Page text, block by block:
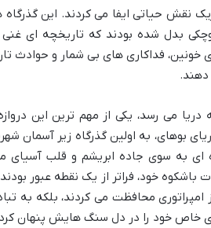
نقش حیاتی ایفا می کردند. این گذرگاه
بدل شده بودند که تاریخچه ای غنی از
خونین، فداکاری های بی شمار و حوادث
دهند.
دریا می رسد، یکی از مهم ترین این
بوهای، به اولین گذرگاه زیر آسمان
ای به سوی جاده ابریشم و قلب
خود، فراتر از یک نقطه عبور
محافظت می کردند، بلکه به
خاص خود را در دل سنگ هایش پنهان